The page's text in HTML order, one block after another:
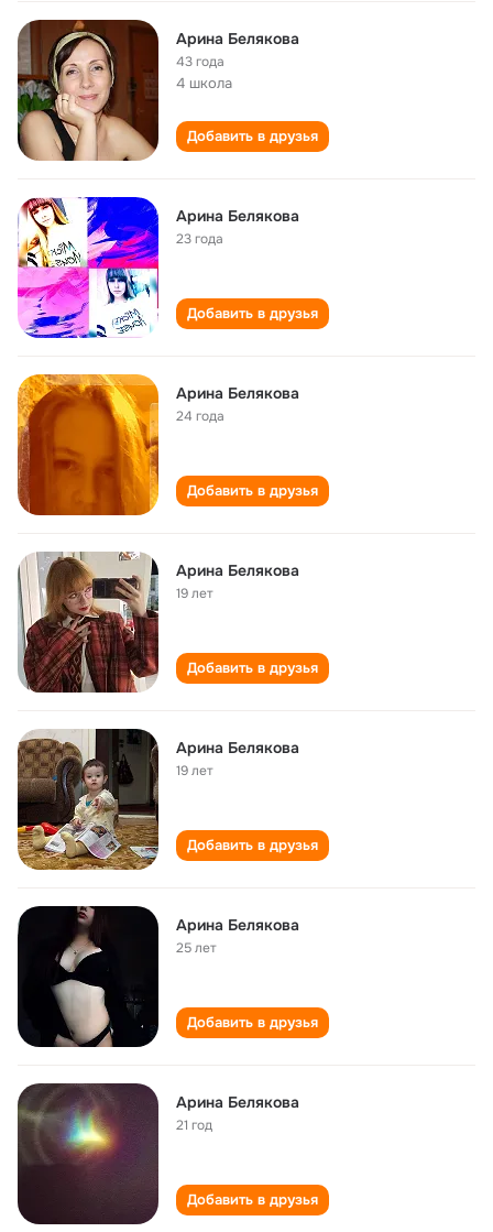
Арина Белякова
43 года
4 школа
Добавить в друзья
Арина Белякова
23 года
Добавить в друзья
Арина Белякова
24 года
Добавить в друзья
Арина Белякова
19 лет
Добавить в друзья
Арина Белякова
19 лет
Добавить в друзья
Арина Белякова
25 лет
Добавить в друзья
Арина Белякова
21 год
Добавить в друзья